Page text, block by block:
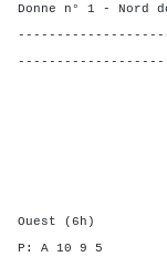
Donne n° 1 - Nord
-------------------
Nord
P:
C:
K:
T:
Ouest
P: A